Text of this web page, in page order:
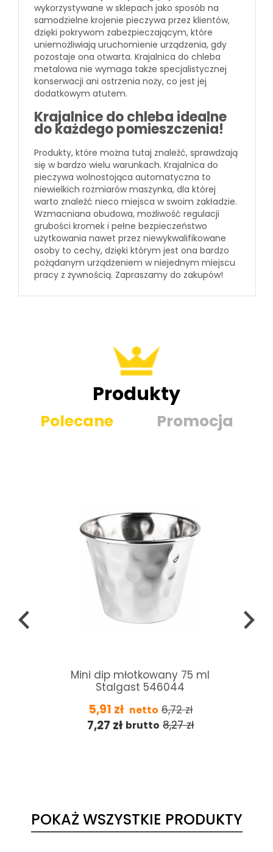
wykorzystywane w sklepach jako sposób na
samodzielne krojenie pieczywa przez klientów,
dzięki pokrywom zabezpieczającym, które
uniemożliwiają uruchomienie urządzenia, gdy
pozostaje ona otwarta. Krajalnica do chleba
metalowa nie wymaga także specjalistycznej
konserwacji ani ostrzenia noży, co jest jej
dodatkowym atutem.
Krajalnice do chleba idealne
do każdego pomieszczenia!
Produkty, które można tutaj znaleźć, sprawdzają
się w bardzo wielu warunkach. Krajalnica do
pieczywa wolnostojąca automatyczna to
niewielkich rozmiarów maszynka, dla której
warto znaleźć nieco miejsca w swoim zakładzie.
Wzmacniana obudowa, możliwość regulacji
grubości kromek i pełne bezpieczeństwo
użytkowania nawet przez niewykwalifikowane
osoby to cechy, dzięki którym jest ona bardzo
pożądanym urządzeniem w niejednym miejscu
pracy z żywnością. Zapraszamy do zakupów!
Produkty
Polecane Promocja
młotkowany 75 ml
Płyn do
konwekcyjno-
Convotherm
285,00
350,55
POKAŻ WSZYSTKIE PRODUKTY